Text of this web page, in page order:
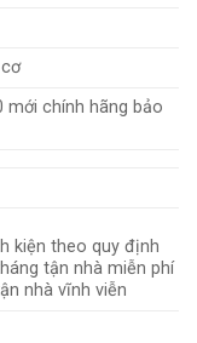
mới chính hãng bảo
kiện theo quy định
tận nhà miễn phí
nhà vĩnh viễn